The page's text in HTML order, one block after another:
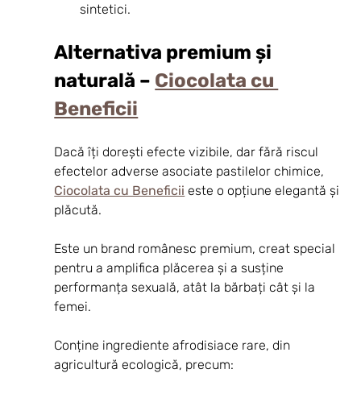
sintetici.
Alternativa premium și
naturală – Ciocolata cu
Beneficii
Dacă îți dorești efecte vizibile, dar fără riscul
efectelor adverse asociate pastilelor chimice,
Ciocolata cu Beneficii este o opțiune elegantă și
plăcută.
Este un brand românesc premium, creat special
pentru a amplifica plăcerea și a susține
performanța sexuală, atât la bărbați cât și la
femei.
Conține ingrediente afrodisiace rare, din
agricultură ecologică, precum: